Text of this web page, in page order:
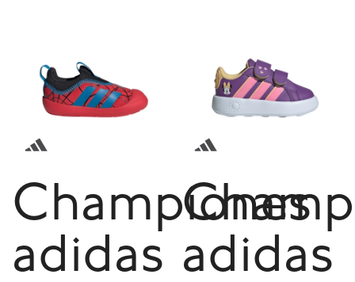
Championes
adidas adidas